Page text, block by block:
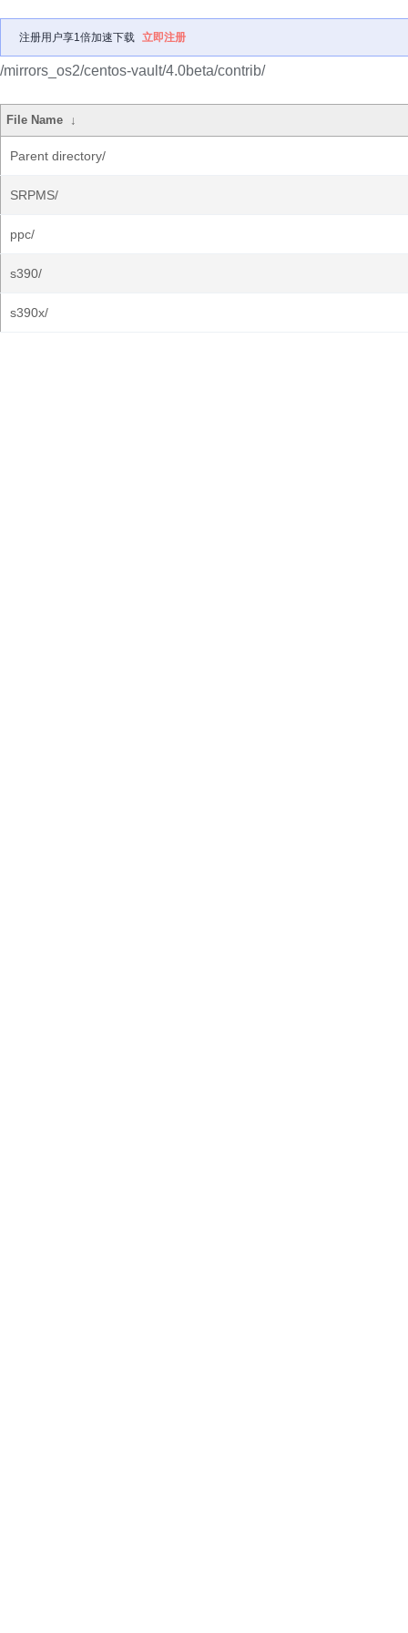
注册用户享1倍加速下载 立即注册
/mirrors_os2/centos-vault/4.0beta/contrib/
File Name ↓
Parent directory/
SRPMS/
ppc/
s390/
s390x/